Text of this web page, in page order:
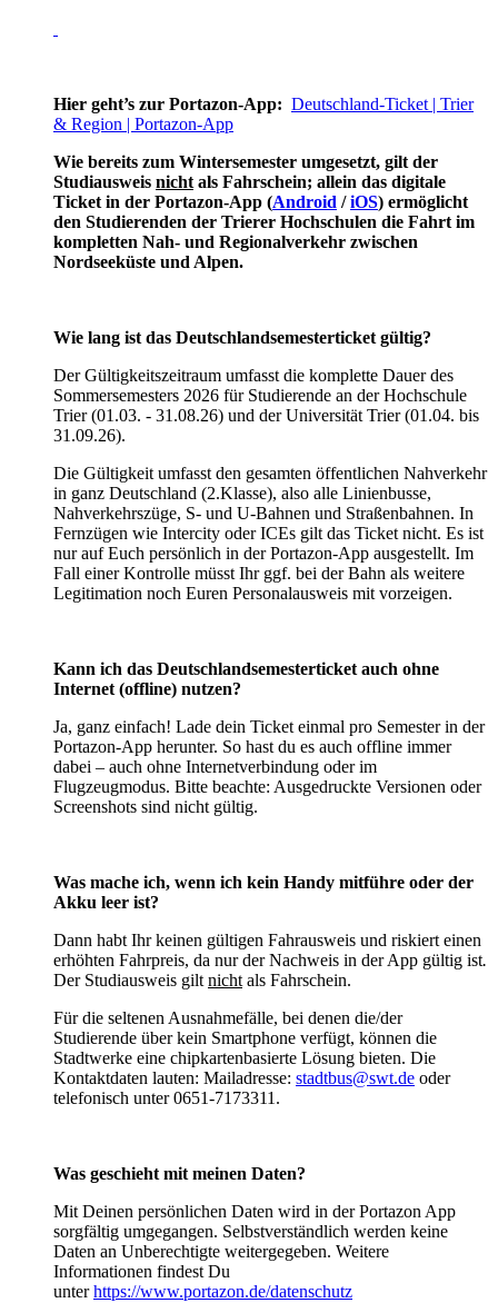
Hier geht’s zur Portazon-App: Deutschland-Ticket | Trier
& Region | Portazon-App
Wie bereits zum Wintersemester umgesetzt, gilt der
Studiausweis nicht als Fahrschein; allein das digitale
Ticket in der Portazon-App (Android /iOS) ermöglicht
den Studierenden der Trierer Hochschulen die Fahrt im
kompletten Nah- und Regionalverkehr zwischen
Nordseeküste und Alpen.
Wie lang ist das Deutschlandsemesterticket gültig?
Der Gültigkeitszeitraum umfasst die komplette Dauer des
Sommersemesters 2026 für Studierende an der Hochschule
Trier (01.03. - 31.08.26) und der Universität Trier (01.04. bis
31.09.26).
Die Gültigkeit umfasst den gesamten öffentlichen Nahverkehr
in ganz Deutschland (2.Klasse), also alle Linienbusse,
Nahverkehrszüge, S- und U-Bahnen und Straßenbahnen. In
Fernzügen wie Intercity oder ICEs gilt das Ticket nicht. Es ist
nur auf Euch persönlich in der Portazon-App ausgestellt. Im
Fall einer Kontrolle müsst Ihr ggf. bei der Bahn als weitere
Legitimation noch Euren Personalausweis mit vorzeigen.
Kann ich das Deutschlandsemesterticket auch ohne
Internet (offline) nutzen?
Ja, ganz einfach! Lade dein Ticket einmal pro Semester in der
Portazon-App herunter. So hast du es auch offline immer
dabei – auch ohne Internetverbindung oder im
Flugzeugmodus. Bitte beachte: Ausgedruckte Versionen oder
Screenshots sind nicht gültig.
Was mache ich, wenn ich kein Handy mitführe oder der
Akku leer ist?
Dann habt Ihr keinen gültigen Fahrausweis und riskiert einen
erhöhten Fahrpreis, da nur der Nachweis in der App gültig ist.
Der Studiausweis gilt nicht als Fahrschein.
Für die seltenen Ausnahmefälle, bei denen die/der
Studierende über kein Smartphone verfügt, können die
Stadtwerke eine chipkartenbasierte Lösung bieten. Die
Kontaktdaten lauten: Mailadresse: stadtbus@swt.de oder
telefonisch unter 0651-7173311.
Was geschieht mit meinen Daten?
Mit Deinen persönlichen Daten wird in der Portazon App
sorgfältig umgegangen. Selbstverständlich werden keine
Daten an Unberechtigte weitergegeben. Weitere
Informationen findest Du
unterhttps://www.portazon.de/datenschutz